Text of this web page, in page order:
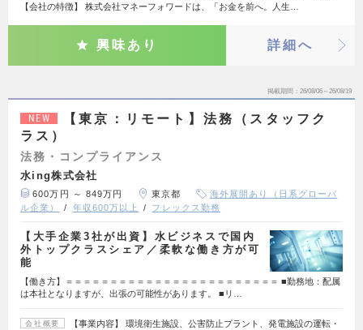
【会社の特徴】 株式会社マネーフォワードは、「お金を前へ。人生…
興味あり 詳細へ
掲載期間 26/08/06～26/08/19
NEW
【東京：リモート】法務（スタッフク
ラス）
法務・コンプライアンス
水ing株式会社
600万円 ～ 849万円 東京都
海外展開あり（日系グローバ
ル企業）
年収600万以上 フレックス勤務
【大手企業3社が出資】水ビジネスで国内
外トップクラスシェア／柔軟な働き方が可
能
【働き方】＝＝＝＝＝＝＝＝＝＝＝＝＝＝＝＝＝＝＝＝＝＝＝＝ ■勤務地：配属
は本社となりますが、出張の可能性があります。 ■リ…
会社概要
【事業内容】 環境衛生施設、公害防止プラント、発電施設の運転・